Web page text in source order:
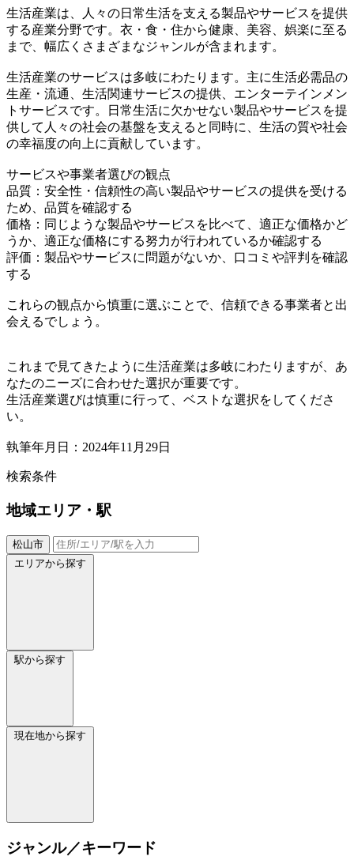
生活産業は、人々の日常生活を支える製品やサービスを提供
する産業分野です。衣・食・住から健康、美容、娯楽に至る
まで、幅広くさまざまなジャンルが含まれます。
生活産業のサービスは多岐にわたります。主に生活必需品の
生産・流通、生活関連サービスの提供、エンターテインメン
トサービスです。日常生活に欠かせない製品やサービスを提
供して人々の社会の基盤を支えると同時に、生活の質や社会
の幸福度の向上に貢献しています。
サービスや事業者選びの観点
品質：安全性・信頼性の高い製品やサービスの提供を受ける
ため、品質を確認する
価格：同じような製品やサービスを比べて、適正な価格かど
うか、適正な価格にする努力が行われているか確認する
評価：製品やサービスに問題がないか、口コミや評判を確認
する
これらの観点から慎重に選ぶことで、信頼できる事業者と出
会えるでしょう。
これまで見てきたように生活産業は多岐にわたりますが、あ
なたのニーズに合わせた選択が重要です。
生活産業選びは慎重に行って、ベストな選択をしてくださ
い。
執筆年月日：2024年11月29日
検索条件
地域エリア・駅
松山市
エリアから探す
駅から探す
現在地から探す
ジャンル／キーワード